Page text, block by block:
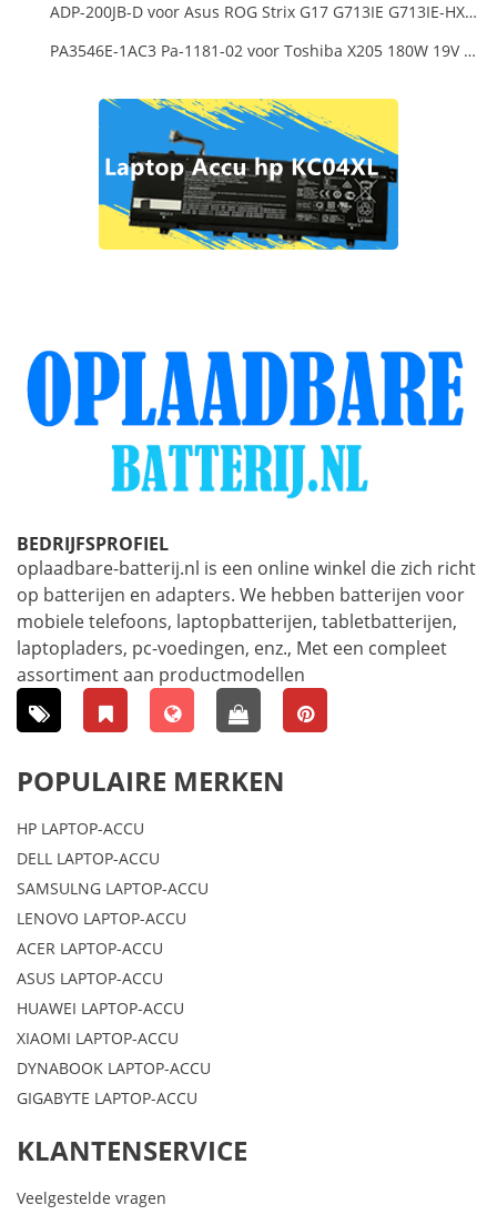
ADP-200JB-D voor Asus ROG Strix G17 G713IE G713IE-HX002W
PA3546E-1AC3 Pa-1181-02 voor Toshiba X205 180W 19V 9.5A Laptop DC Charger Power Supply
BEDRIJFSPROFIEL
oplaadbare-batterij.nl is een online winkel die zich richt
op batterijen en adapters. We hebben batterijen voor
mobiele telefoons, laptopbatterijen, tabletbatterijen,
laptopladers, pc-voedingen, enz., Met een compleet
assortiment aan productmodellen
POPULAIRE MERKEN
HP LAPTOP-ACCU
DELL LAPTOP-ACCU
SAMSULNG LAPTOP-ACCU
LENOVO LAPTOP-ACCU
ACER LAPTOP-ACCU
ASUS LAPTOP-ACCU
HUAWEI LAPTOP-ACCU
XIAOMI LAPTOP-ACCU
DYNABOOK LAPTOP-ACCU
GIGABYTE LAPTOP-ACCU
KLANTENSERVICE
Veelgestelde vragen